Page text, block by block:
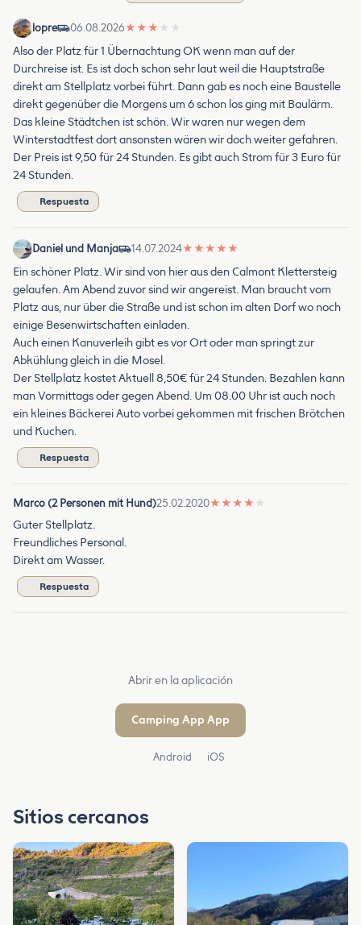
lopre 06.08.2026★ ★ ★ ★ ★
Also der Platz für 1 Übernachtung OK wenn man auf der
Durchreise ist. Es ist doch schon sehr laut weil die Hauptstraße
direkt am Stellplatz vorbei führt. Dann gab es noch eine Baustelle
direkt gegenüber die Morgens um 6 schon los ging mit Baulärm.
Das kleine Städtchen ist schön. Wir waren nur wegen dem
Winterstadtfest dort ansonsten wären wir doch weiter gefahren.
Der Preis ist 9,50 für 24 Stunden. Es gibt auch Strom für 3 Euro für
24 Stunden.
Respuesta
Daniel und Manja 14.07.2024★ ★ ★ ★ ★
Ein schöner Platz. Wir sind von hier aus den Calmont Klettersteig
gelaufen. Am Abend zuvor sind wir angereist. Man braucht vom
Platz aus, nur über die Straße und ist schon im alten Dorf wo noch
einige Besenwirtschaften einladen.
Auch einen Kanuverleih gibt es vor Ort oder man springt zur
Abkühlung gleich in die Mosel.
Der Stellplatz kostet Aktuell 8,50€ für 24 Stunden. Bezahlen kann
man Vormittags oder gegen Abend. Um 08.00 Uhr ist auch noch
ein kleines Bäckerei Auto vorbei gekommen mit frischen Brötchen
und Kuchen.
Respuesta
Marco (2 Personen mit Hund)25.02.2020★ ★ ★ ★ ★
Guter Stellplatz.
Freundliches Personal.
Direkt am Wasser.
Respuesta
Abrir en la aplicación
Camping App App
Android iOS
Sitios cercanos